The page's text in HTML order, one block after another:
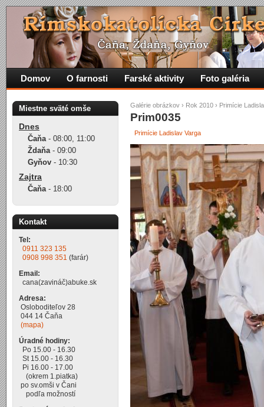
Galérie obrázkov › Rok 2010 › Primície
Prim0035
Primície Ladislav Varga
Domov O farnosti Farské aktivity Foto galéria
Miestne sväté omše
Dnes
Čaňa- 08:00, 11:00
Ždaňa- 09:00
Gyňov - 10:30
Zajtra
Čaňa- 18:00
Kontakt
Tel:
0911 323 135
0908 998 351 (farár)
Email:
cana(zavináč)abuke.sk
Adresa:
Osloboditeľov 28
044 14 Čaňa
(mapa)
Úradné hodiny:
Po 15.00 - 16.30
St 15.00 - 16.30
Pi 16.00 - 17.00
(okrem 1.piatka)
po sv.omši v Čani
podľa možností